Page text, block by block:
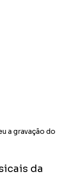
a gravação do
da